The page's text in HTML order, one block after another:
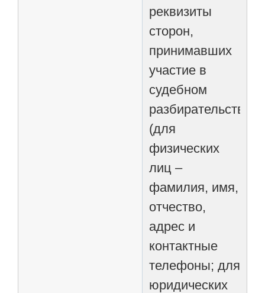
реквизиты
сторон,
принимавших
участие в
судебном
разбирательстве
(для
физических
лиц –
фамилия, имя,
отчество,
адрес и
контактные
телефоны; для
юридических